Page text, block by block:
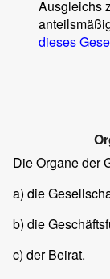
Ausgleichs
dieses
Die Organe der
a) die
b) die
c) der Beirat.